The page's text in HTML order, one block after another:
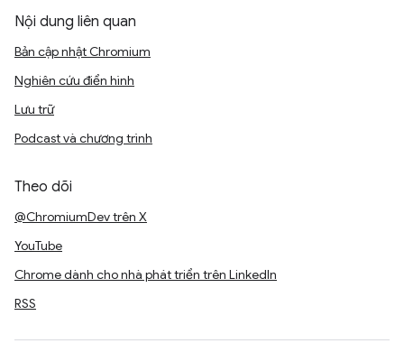
Nội dung liên quan
Bản cập nhật Chromium
Nghiên cứu điển hình
Lưu trữ
Podcast và chương trình
Theo dõi
@ChromiumDev trên X
YouTube
Chrome dành cho nhà phát triển trên LinkedIn
RSS